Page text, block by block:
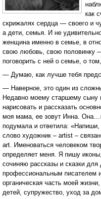
как
скрижалях сердца — своего и
а дети, семья. И не
женщина именно в семье, в
свою любовь, свою половинку
поговорить с ней о семье, о
— Думаю, как лучше тебя
— Наверное, это один из
Недавно моему старшему сыну
нарисовать и рассказать
моя мама, ее зовут Инна.
подумала и ответила:
слово художник – artist –
art. Именоваться человеком
определяет меня. Я пишу
сочиняю рассказы и сказки
профессиональным писателем
органическая часть моей
детей, супружество, уход за